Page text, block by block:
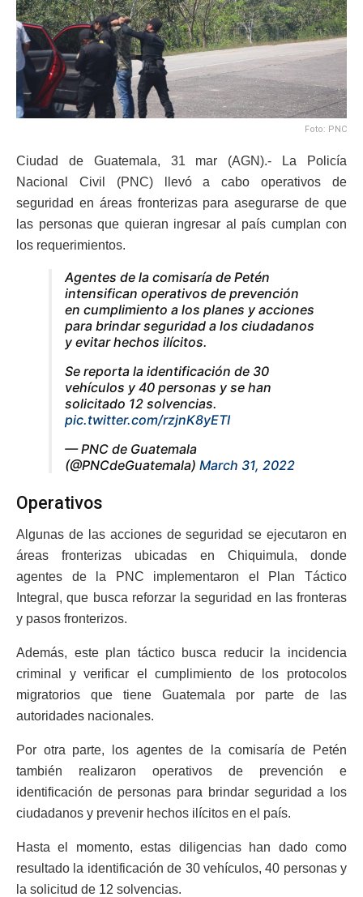
Foto: PNC
Ciudad de Guatemala, 31 mar (AGN).- La Policía
Nacional Civil (PNC) llevó a cabo operativos de
seguridad en áreas fronterizas para asegurarse de que
las personas que quieran ingresar al país cumplan con
los requerimientos.
Agentes de la comisaría de Petén
intensifican operativos de prevención
en cumplimiento a los planes y acciones
para brindar seguridad a los ciudadanos
y evitar hechos ilícitos.
Se reporta la identificación de 30
vehículos y 40 personas y se han
solicitado 12 solvencias.
pic.twitter.com/rzjnK8yETI
— PNC de Guatemala
(@PNCdeGuatemala) March 31, 2022
Operativos
Algunas de las acciones de seguridad se ejecutaron en
áreas fronterizas ubicadas en Chiquimula, donde
agentes de la PNC implementaron el Plan Táctico
Integral, que busca reforzar la seguridad en las fronteras
y pasos fronterizos.
Además, este plan táctico busca reducir la incidencia
criminal y verificar el cumplimiento de los protocolos
migratorios que tiene Guatemala por parte de las
autoridades nacionales.
Por otra parte, los agentes de la comisaría de Petén
también realizaron operativos de prevención e
identificación de personas para brindar seguridad a los
ciudadanos y prevenir hechos ilícitos en el país.
Hasta el momento, estas diligencias han dado como
resultado la identificación de 30 vehículos, 40 personas y
la solicitud de 12 solvencias.